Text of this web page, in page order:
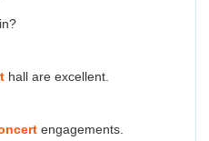
hall are excellent.
engagements.